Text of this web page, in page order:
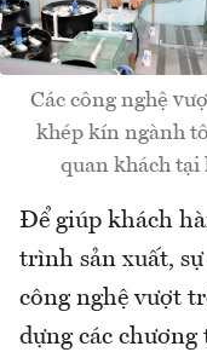
Các công nghệ
khép kín ngành
quan khách
Để giúp khách
trình sản xuất,
công nghệ vượt
dựng các